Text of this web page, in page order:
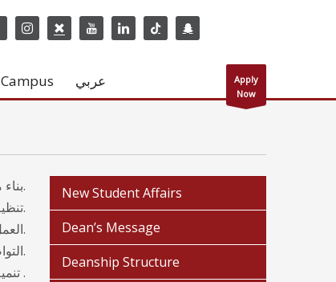
Campus عربي
Apply
Now
بناء مختلف قنوات الاتصال والتواصل مع الخريجين.
تنظيم الأيام الوظيفية التي توفر فرصة اللقاء الحقيقي بين المؤسسات المختلفة و الباحثين عن العمل.
العمل على توفير قاعدة بيانات متطورة عن الخريجين وسوق العمل.
التواصل مع المؤسسات والشركات لإيجاد فرص عمل للخريجين تتناسب مع تخصصاتهم وميولهم.
تنمية مهارات الخريجين عن طريق عقد دورات ولقاءات تساهم وتساعد في ايجاد فرص وظيفية .
New Student Affairs
Dean’s Message
Deanship Structure